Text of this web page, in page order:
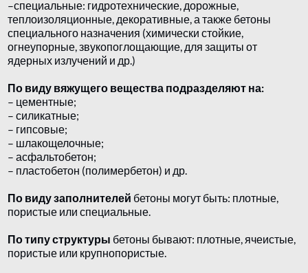
–специальные: гидротехнические, дорожные,
теплоизоляционные, декоративные, а также бетоны
специального назначения (химически стойкие,
огнеупорные, звукопоглощающие, для защиты от
ядерных излучений и др.)
По виду вяжущего вещества подразделяют на:
– цементные;
– силикатные;
– гипсовые;
– шлакощелочные;
– асфальтобетон;
– пластобетон (полимербетон) и др.
По виду заполнителей бетоны могут быть: плотные,
пористые или специальные.
По типу структуры бетоны бывают: плотные, ячеистые,
пористые или крупнопористые.